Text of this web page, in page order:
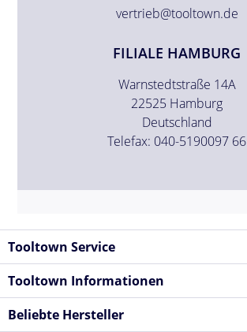
vertrieb@tooltown.de
FILIALE HAMBURG
Warnstedtstraße 14A
22525 Hamburg
Deutschland
Telefax: 040-5190097 66
Tooltown Service
Tooltown Informationen
Beliebte Hersteller